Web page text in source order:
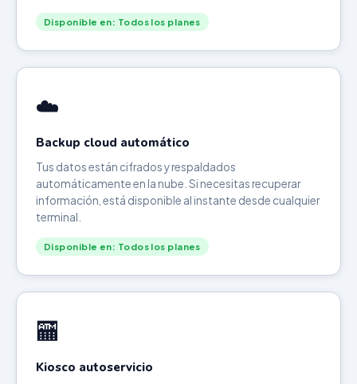
Disponible en: Todos los planes
☁️
Backup cloud automático
Tus datos están cifrados y respaldados
automáticamente en la nube. Si necesitas recuperar
información, está disponible al instante desde cualquier
terminal.
Disponible en: Todos los planes
🏧
Kiosco autoservicio